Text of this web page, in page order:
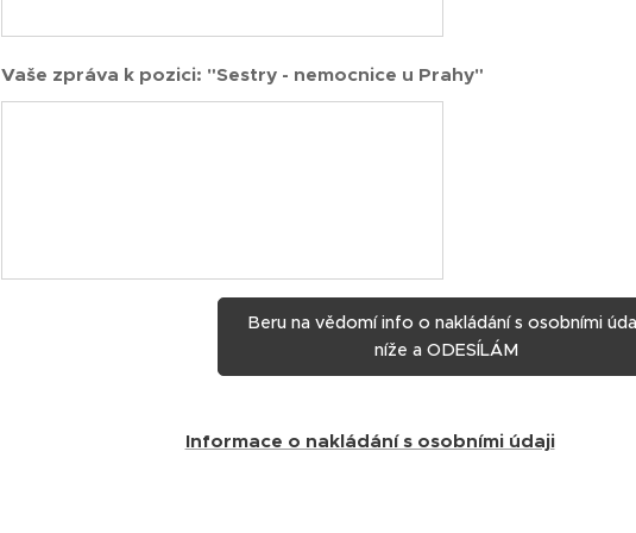
Vaše zpráva k pozici: "Sestry - nemocnice u Prahy"
Beru na vědomí info o nakládání s osobními
níže a ODESÍLÁM
Informace o nakládání s osobními údaji